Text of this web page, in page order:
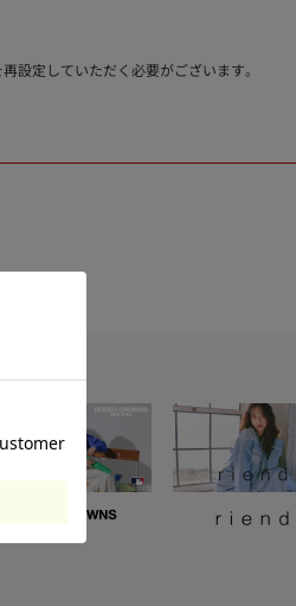
設定していただく必要がございます。